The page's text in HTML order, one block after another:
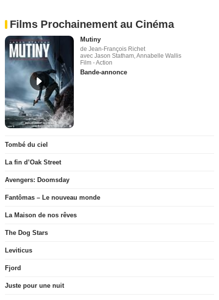
Films Prochainement au Cinéma
Mutiny
de Jean-François Richet
avec Jason Statham, Annabelle Wallis
Film - Action
Bande-annonce
Tombé du ciel
La fin d’Oak Street
Avengers: Doomsday
Fantômas – Le nouveau monde
La Maison de nos rêves
The Dog Stars
Leviticus
Fjord
Juste pour une nuit